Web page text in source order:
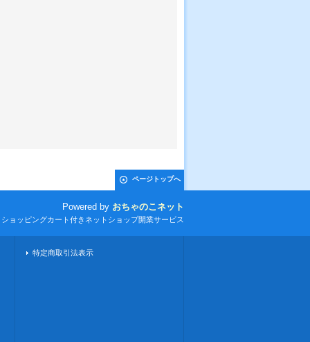
ページトップへ
Powered by おちゃのこネット
ョッピングカート付きネットショップ開業サービス
特定商取引法表示